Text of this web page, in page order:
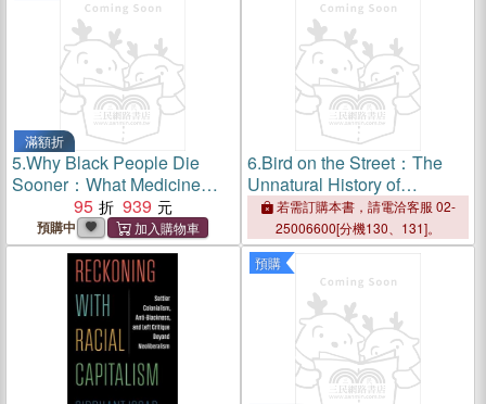
滿額折
5.Why Black People Die
Sooner：What Medicine
Gets Wrong About Race and
How to Fix It
95 939
預購中
6.Bird on the Street：The
Unnatural History of
Starlings
若需訂購本書，請電洽客服 02-
25006600[分機130、131]。
預購